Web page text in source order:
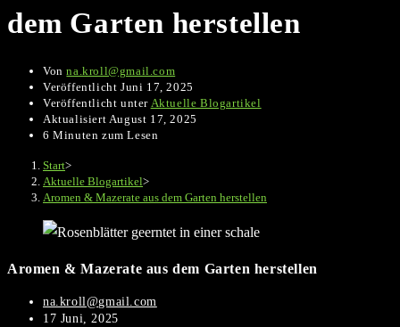
dem Garten herstellen
Vonna.kroll@gmail.com
Veröffentlicht Juni 17, 2025
Veröffentlicht unter Aktuelle Blogartikel
Aktualisiert August 17, 2025
6 Minuten zum Lesen
Start>
Aktuelle Blogartikel>
Aromen & Mazerate aus dem Garten herstellen
Aromen & Mazerate aus dem Garten herstellen
Beitrags-
Autor:
na.kroll@gmail.com
Beitrag
17 Juni, 2025